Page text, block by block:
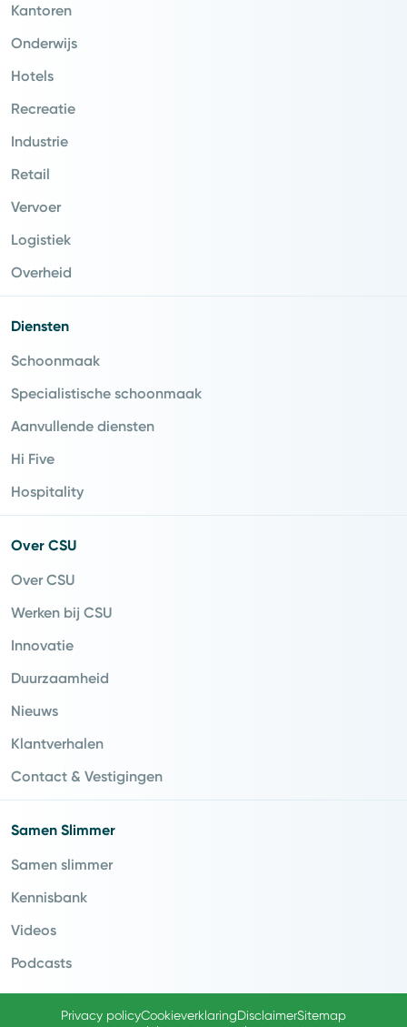
Kantoren
Onderwijs
Hotels
Recreatie
Industrie
Retail
Vervoer
Logistiek
Overheid
Diensten
Schoonmaak
Specialistische schoonmaak
Aanvullende diensten
Hi Five
Hospitality
Over CSU
Over CSU
Werken bij CSU
Innovatie
Duurzaamheid
Nieuws
Klantverhalen
Contact & Vestigingen
Samen Slimmer
Samen slimmer
Kennisbank
Videos
Podcasts
Privacy policyCookieverklaringDisclaimerSitemap